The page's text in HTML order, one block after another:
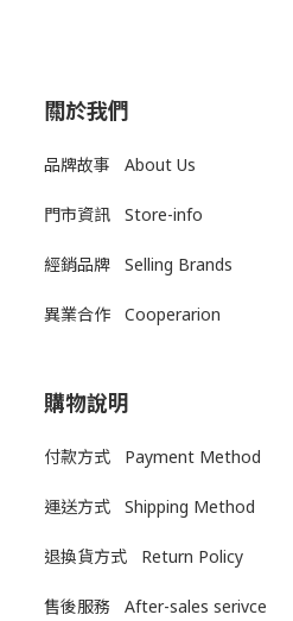
關於我們
品牌故事 About Us
門市資訊 Store-info
經銷品牌 Selling Brands
異業合作 Cooperarion
購物說明
付款方式 Payment Method
運送方式 Shipping Method
退換貨方式 Return Policy
售後服務 After-sales serivce